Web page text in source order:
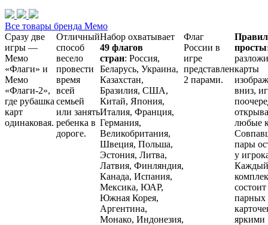
Все товары бренда Мемо
Сразу две
игры —
Мемо
«Флаги» и
Мемо
«Флаги-2»,
где рубашка
карт
одинаковая.
Отличный
способ
весело
провести
время
всей
семьей
или занять
ребенка в
дороге.
Набор охватывает
49 флагов
стран: Россия,
Беларусь, Украина,
Казахстан,
Бразилия, США,
Китай, Япония,
Италия, Франция,
Германия,
Великобритания,
Швеция, Польша,
Эстония, Литва,
Латвия, Финляндия,
Канада, Испания,
Мексика, ЮАР,
Южная Корея,
Аргентина,
Монако, Индонезия,
Флаг
России в
игре
представлен
2 парами.
карты
вниз,
любые
пары
у
Каждый
состоит
парных
яркими